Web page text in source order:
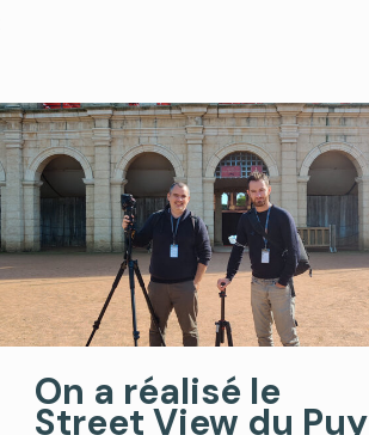
On a réalisé le
Street View du Puy